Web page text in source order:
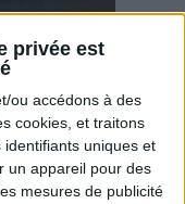
privée est
ou accédons à des
cookies, et traitons
uniques et
un appareil pour des
mesures de publicité
valent vraiment
Voir tout